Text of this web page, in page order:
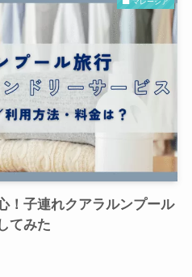
マレーシア
！子連れクアラルンプール
てみた